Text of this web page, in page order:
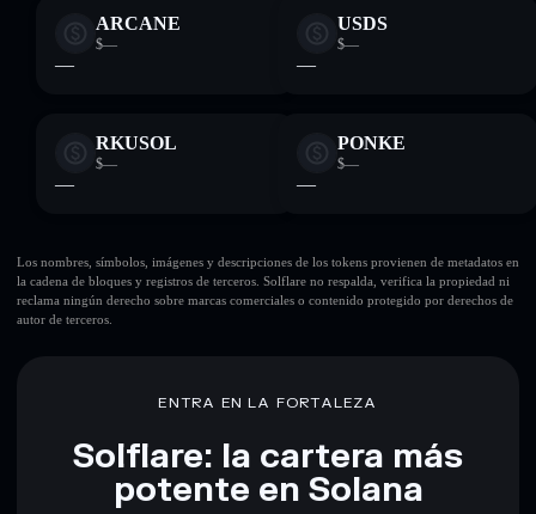
ARCANE
$—
—
USDS
$—
—
RKUSOL
$—
—
PONKE
$—
—
Los nombres, símbolos, imágenes y descripciones de los tokens provienen de metadatos en
la cadena de bloques y registros de terceros. Solflare no respalda, verifica la propiedad ni
reclama ningún derecho sobre marcas comerciales o contenido protegido por derechos de
autor de terceros.
ENTRA EN LA FORTALEZA
Solflare: la cartera más
potente en Solana